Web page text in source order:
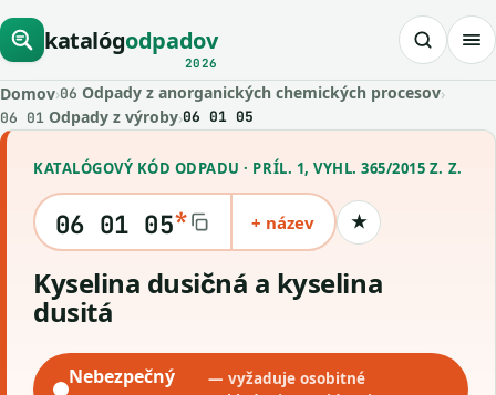
katalógodpadov
2026
Domov›06 Odpady z anorganických chemických procesov›
06 01 Odpady z výroby›06 01 05
KATALÓGOVÝ KÓD ODPADU · PRÍL. 1, VYHL. 365/2015 Z. Z.
06 01 05* + název ★Uložiť kód
kyselina dusičná a kyselina
dusitá
Nebezpečný
— vyžaduje osobitné